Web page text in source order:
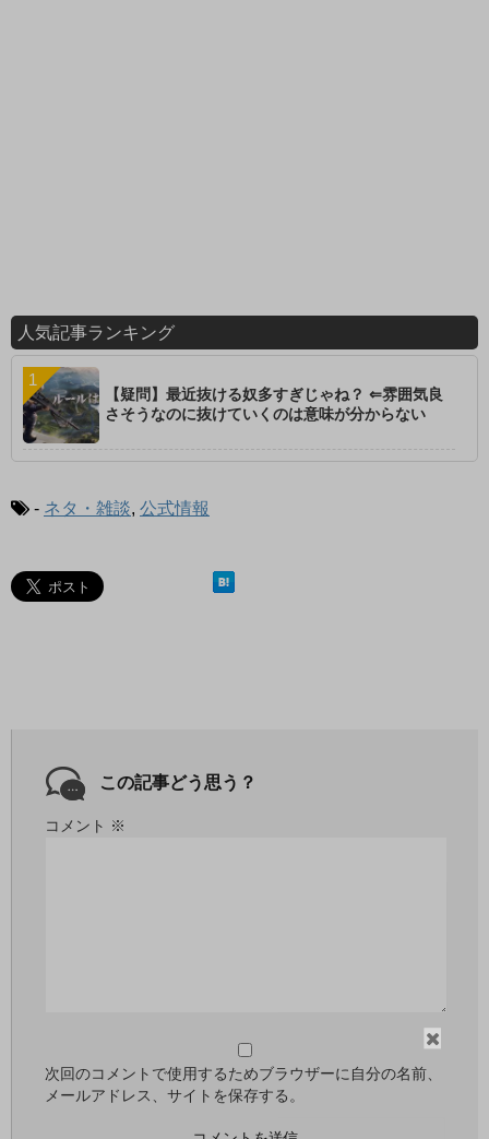
閉
じ
人気記事ランキング
【疑問】最近抜ける奴多すぎじゃね？ ⇐雰囲気良
さそうなのに抜けていくのは意味が分からない
- ネタ・雑談, 公式情報
この記事どう思う？
コメント ※
次回のコメントで使用するためブラウザーに自分の名前、
メールアドレス、サイトを保存する。